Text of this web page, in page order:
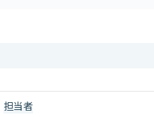
担当者